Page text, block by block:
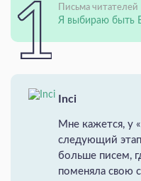
Письма читателей
Я выбираю быть
Inci
Мне кажется, у
следующий
больше писем,
поменяла свою